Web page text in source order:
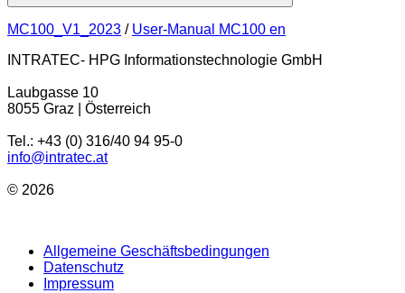
MC100_V1_2023 / User-Manual MC100 en
INTRATEC- HPG Informationstechnologie GmbH
Laubgasse 10
8055 Graz | Österreich
Tel.: +43 (0) 316/40 94 95-0
info@intratec.at
© 2026
Allgemeine Geschäftsbedingungen
Datenschutz
Impressum